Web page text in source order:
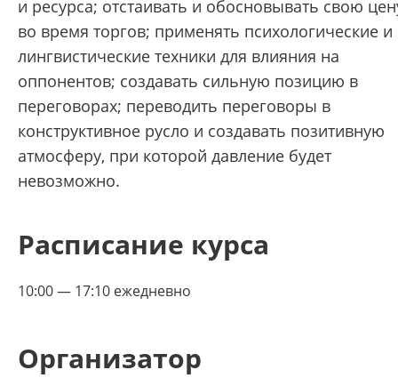
и ресурса; отстаивать и обосновывать свою
во время торгов; применять психологические и
лингвистические техники для влияния на
оппонентов; создавать сильную позицию в
переговорах; переводить переговоры в
конструктивное русло и создавать позитивную
атмосферу, при которой давление будет
невозможно.
Расписание курса
10:00 — 17:10 ежедневно
Организатор